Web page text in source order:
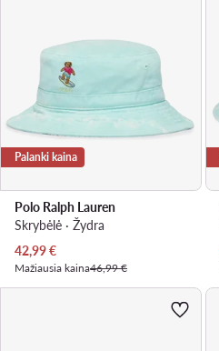
Palanki kaina
Polo Ralph Lauren
Skrybėlė · Žydra
Dabartinė kaina
42,99€
Mažiausia kaina46,99 €